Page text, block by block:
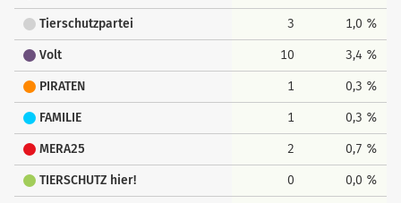
Tierschutzpartei 3 1,0 %
Volt 10 3,4 %
PIRATEN 1 0,3 %
FAMILIE 1 0,3 %
MERA25 2 0,7 %
TIERSCHUTZ hier! 0 0,0 %